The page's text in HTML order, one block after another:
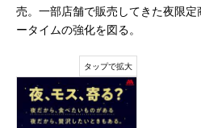
売。一部店舗で販売してきた夜限
ータイムの強化を図る。